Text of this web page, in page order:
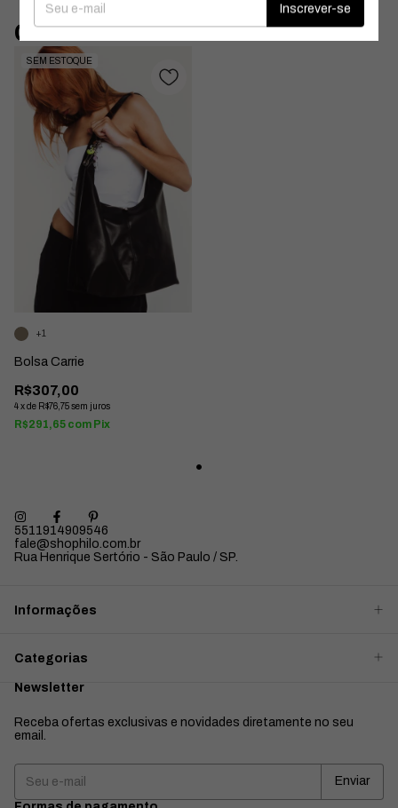
Combine com:
SEM ESTOQUE
Bolsa Carrie
R$307,00
4xde R$76,75sem juros
R$291,65 com Pix
+1
5511914909546
fale@shophilo.com.br
Rua Henrique Sertório - São Paulo / SP.
Informações
Categorias
Newsletter
Receba ofertas exclusivas e novidades diretamente no seu
email.
Inscrever-se